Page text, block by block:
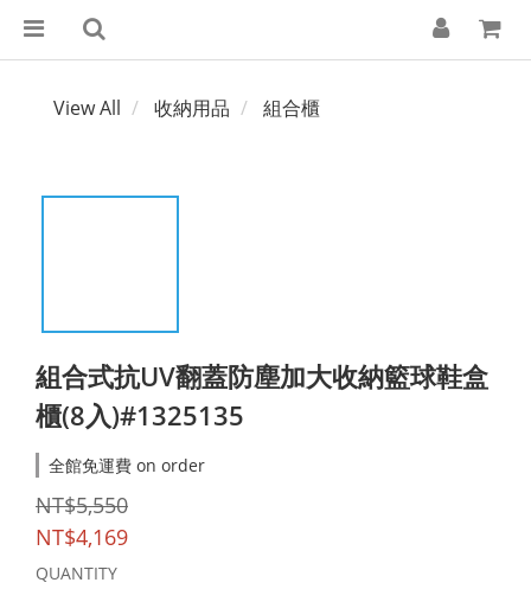
View All 收納用品 組合櫃
組合式抗UV翻蓋防塵加大收納籃球鞋盒
櫃(8入)#1325135
全館免運費 on order
NT$5,550
NT$4,169
QUANTITY